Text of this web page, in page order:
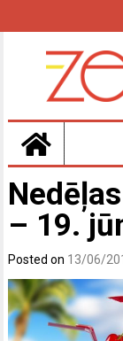
– 19.
Posted on 13/06/